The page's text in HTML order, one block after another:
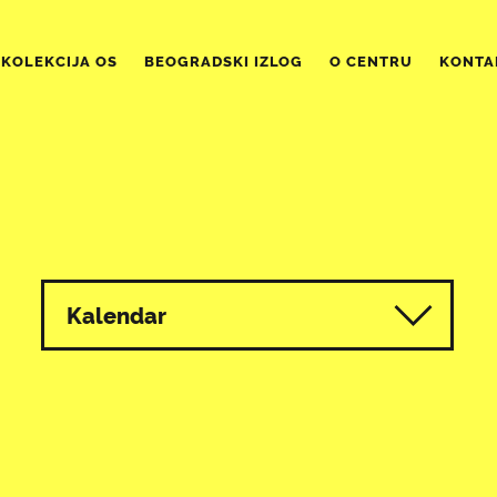
KOLEKCIJA OS BEOGRADSKI IZLOG O CENTRU
Kalendar